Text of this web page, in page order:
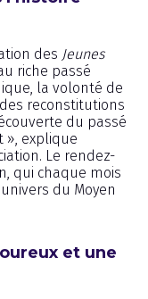
des Jeunes
riche passé
la volonté de
reconstitutions
du passé
», explique
Le rendez-
qui chaque mois
du Moyen
et une